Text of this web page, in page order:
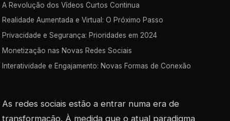
A Revolução dos Vídeos Curtos Continua
Realidade Aumentada e Virtual: O Próximo Passo
Privacidade e Segurança: Prioridades em 2024
Monetização nas Novas Redes Sociais
Interatividade e Engajamento: Novas Formas de Conexão
As redes sociais estão a entrar numa era de
transformação. À medida que o atual paradigma